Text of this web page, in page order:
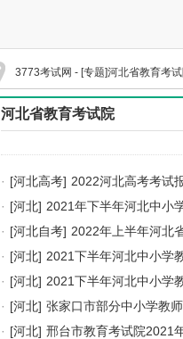
3773考试网 - [专题]河北省教育考
河北省教育考试院
· [河北高考] 2022河北高考考试
· [河北] 2021年下半年河北中小
· [河北自考] 2022年上半年河北
· [河北] 2021下半年河北中小学
· [河北] 2021下半年河北中小学
· [河北] 张家口市部分中小学教
· [河北] 邢台市教育考试院2021